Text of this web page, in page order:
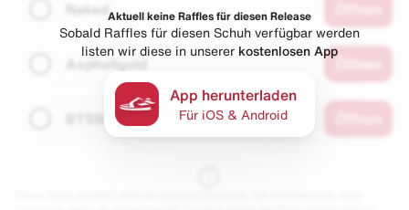
Naked
Asphaltgold
Aktuell keine Raffles für diesen Release
Sobald Raffles für diesen Schuh verfügbar werden
listen wir diese in unserer kostenlosen App
App herunterladen
Für iOS & Android